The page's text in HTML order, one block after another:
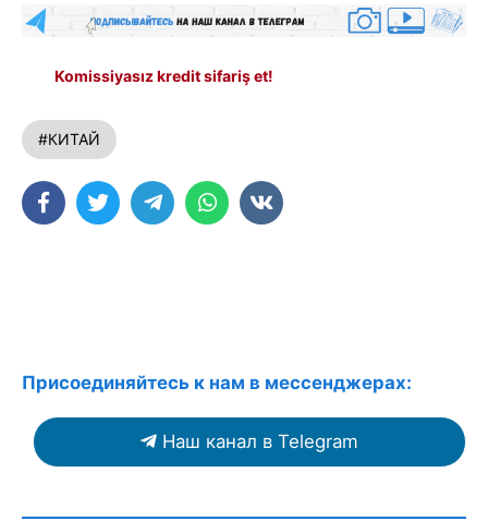
Komissiyasız kredit sifariş et!
#КИТАЙ
Присоединяйтесь к нам в мессенджерах:
Наш канал в Telegram